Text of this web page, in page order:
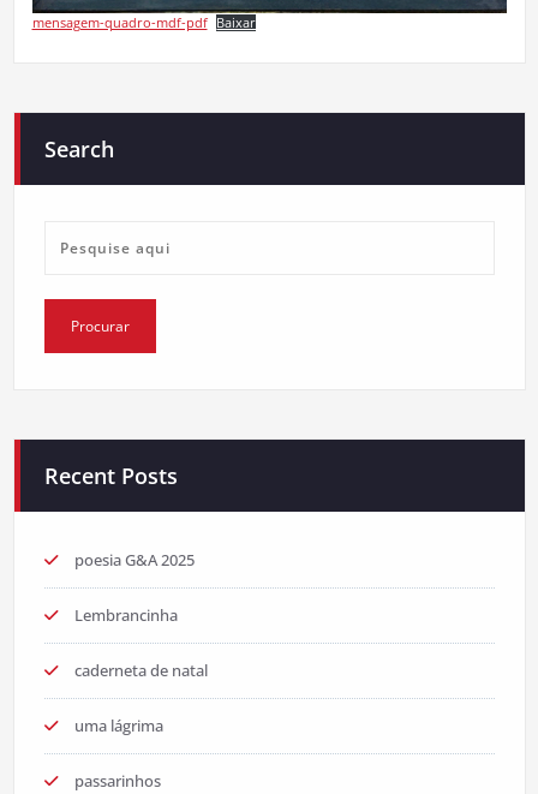
mensagem-quadro-mdf-pdf Baixar
Search
Recent Posts
poesia G&A 2025
Lembrancinha
caderneta de natal
uma lágrima
passarinhos